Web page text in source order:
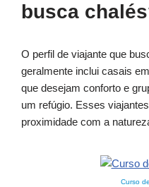
busca
O perfil de viajante que
geralmente inclui casais
que desejam conforto e
um refúgio. Esses
proximidade com a
Curso